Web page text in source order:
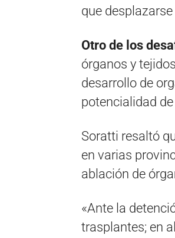
que
Otro de los
órganos y
desarrollo de
potencialidad
Soratti resaltó
en varias
ablación de
«Ante la
trasplantes; en